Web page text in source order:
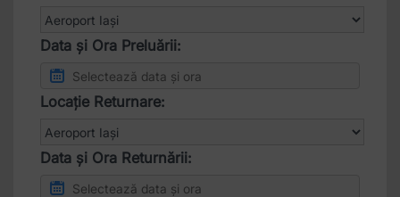
Data și Ora Preluării:
Locație Returnare:
Data și Ora Returnării: